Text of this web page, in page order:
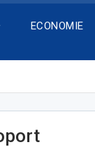
ECONOMIE